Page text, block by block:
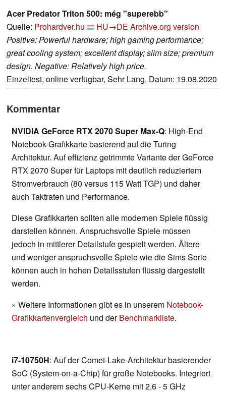
Acer Predator Triton 500: még "superebb"
Quelle: Prohardver.hu HU→DE Archive.org version
Positive: Powerful hardware; high gaming performance;
great cooling system; excellent display; slim size; premium
design. Negative: Relatively high price.
Einzeltest, online verfügbar, Sehr Lang, Datum: 19.08.2020
Kommentar
NVIDIA GeForce RTX 2070 Super Max-Q: High-End
Notebook-Grafikkarte basierend auf die Turing
Architektur. Auf effizienz getrimmte Variante der GeForce
RTX 2070 Super für Laptops mit deutlich reduziertem
Stromverbrauch (80 versus 115 Watt TGP) und daher
auch Taktraten und Performance.
Diese Grafikkarten sollten alle modernen Spiele flüssig
darstellen können. Anspruchsvolle Spiele müssen
jedoch in mittlerer Detailstufe gespielt werden. Ältere
und weniger anspruchsvolle Spiele wie die Sims Serie
können auch in hohen Detailsstufen flüssig dargestellt
werden.
» Weitere Informationen gibt es in unserem Notebook-
Grafikkartenvergleich und derBenchmarkliste.
i7-10750H: Auf der Comet-Lake-Architektur basierender
SoC (System-on-a-Chip) für große Notebooks. Integriert
unter anderem sechs CPU-Kerne mit 2,6 - 5 GHz